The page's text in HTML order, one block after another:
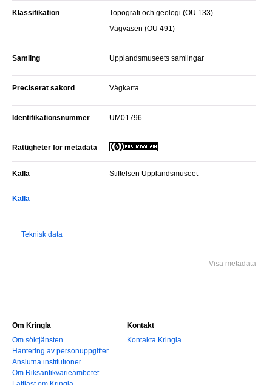
Klassifikation
Topografi och geologi (OU 133)
Vägväsen (OU 491)
Samling Upplandsmuseets samlingar
preciserat sakord Vägkarta
Identifikationsnummer UM01796
Rättigheter för metadata
Källa Stiftelsen Upplandsmuseet
Källa
Teknisk data
Visa metadata
Om Kringla
Om söktjänsten
Hantering av personuppgifter
Anslutna institutioner
Om Riksantikvarieämbetet
Kontakt
Kontakta Kringla